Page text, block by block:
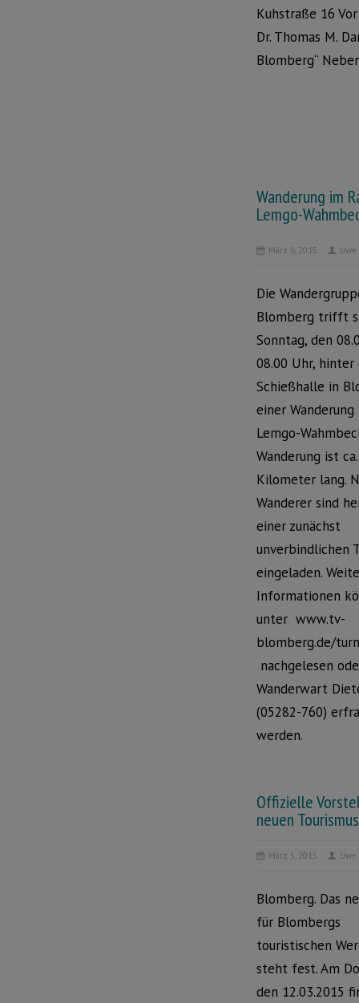
Kuhstraße 16
Dr. Thomas M.
Blomberg“
Wanderung im
Lemgo-
März 6, 2015
Die
Blomberg trifft
Sonntag, den
08.00 Uhr, hinter
Schießhalle in
einer Wanderung
Lemgo-
Wanderung ist
Kilometer lang.
Wanderer sind
einer zunächst
unverbindlichen
eingeladen.
Informationen
unter www.tv-
blomberg.de/
nachgelesen
Wanderwart
(05282-760)
werden.
Offizielle
neuen
März 5, 2015
Blomberg. Das
für Blombergs
touristischen
steht fest. Am
den 12.03.2015